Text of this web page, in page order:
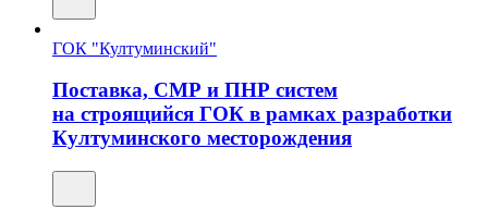
ГОК "Култуминский"
Поставка, СМР и ПНР систем
на строящийся ГОК в рамках разработки
Култуминского месторождения